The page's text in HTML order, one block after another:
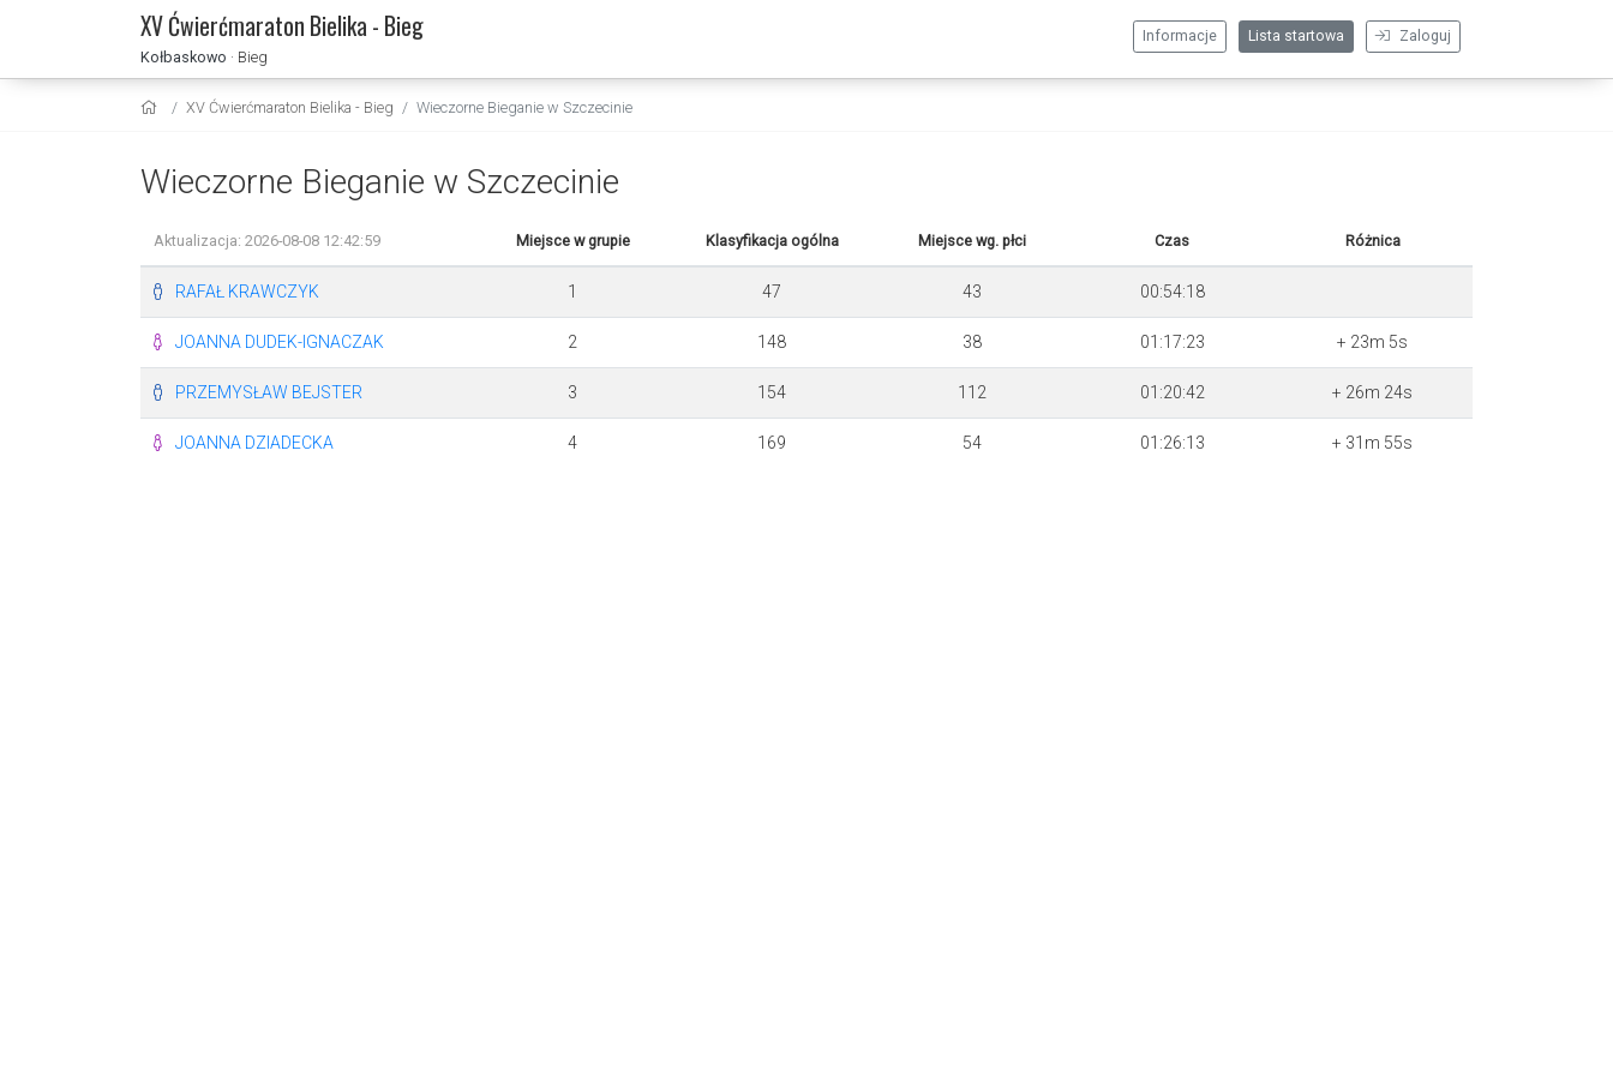
XV Ćwierćmaraton Bielika - Bieg
Kołbaskowo · Bieg
Zaloguj
Lista startowa
Informacje
XV Ćwierćmaraton Bielika - Bieg Wieczorne Bieganie w Szczecinie
Wieczorne Bieganie w Szczecinie
Aktualizacja: 2026-08-08 12:42:59 Miejsce w grupie Klasyfikacja ogólna Miejsce wg. płci Czas Różnica
RAFAŁ KRAWCZYK 1 47 43 00:54:18
JOANNA DUDEK-IGNACZAK 2 148 38 01:17:23 + 23m 5s
PRZEMYSŁAW BEJSTER 3 154 112 01:20:42 + 26m 24s
JOANNA DZIADECKA 4 169 54 01:26:13 + 31m 55s